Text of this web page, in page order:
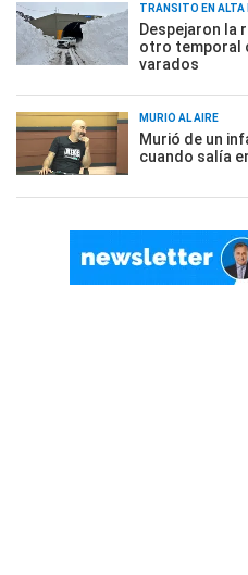
TRÁNSITO EN ALTA
Despejaron la
otro temporal
varados
MURIÓ AL AIRE
Murió de un
cuando salía